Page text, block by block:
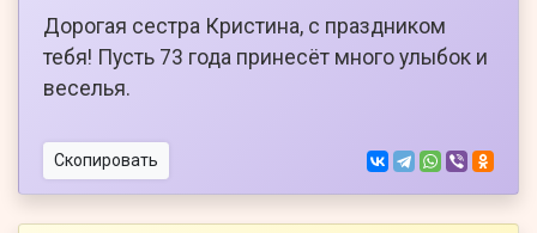
Дорогая сестра Кристина, с праздником
тебя! Пусть 73 года принесёт много улыбок и
веселья.
Скопировать